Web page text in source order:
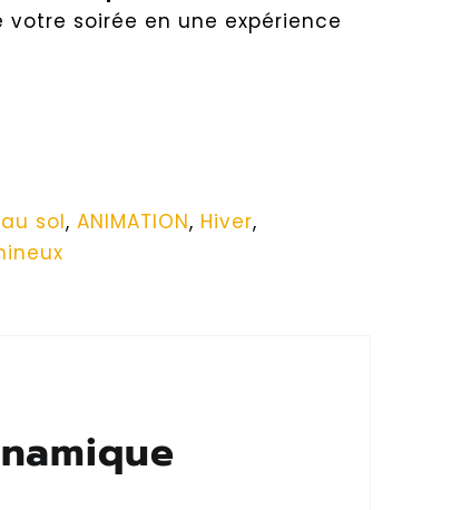
soirée en une expérience
sol, ANIMATION, Hiver,